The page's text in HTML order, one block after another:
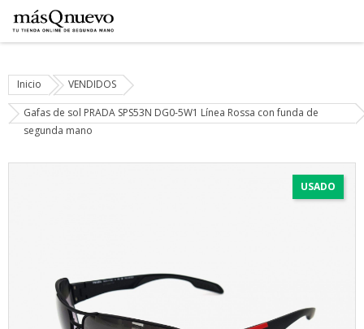
Inicio VENDIDOS
Gafas de sol PRADA SPS53N DG0-5W1 Línea Rossa con funda de
segunda mano
USADO